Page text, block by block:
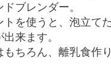
ブレンダー。
トを使うと、泡立て
来ます。
もちろん、離乳食作